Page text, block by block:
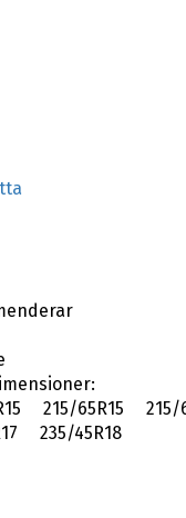
215/65R15 215/
235/45R18